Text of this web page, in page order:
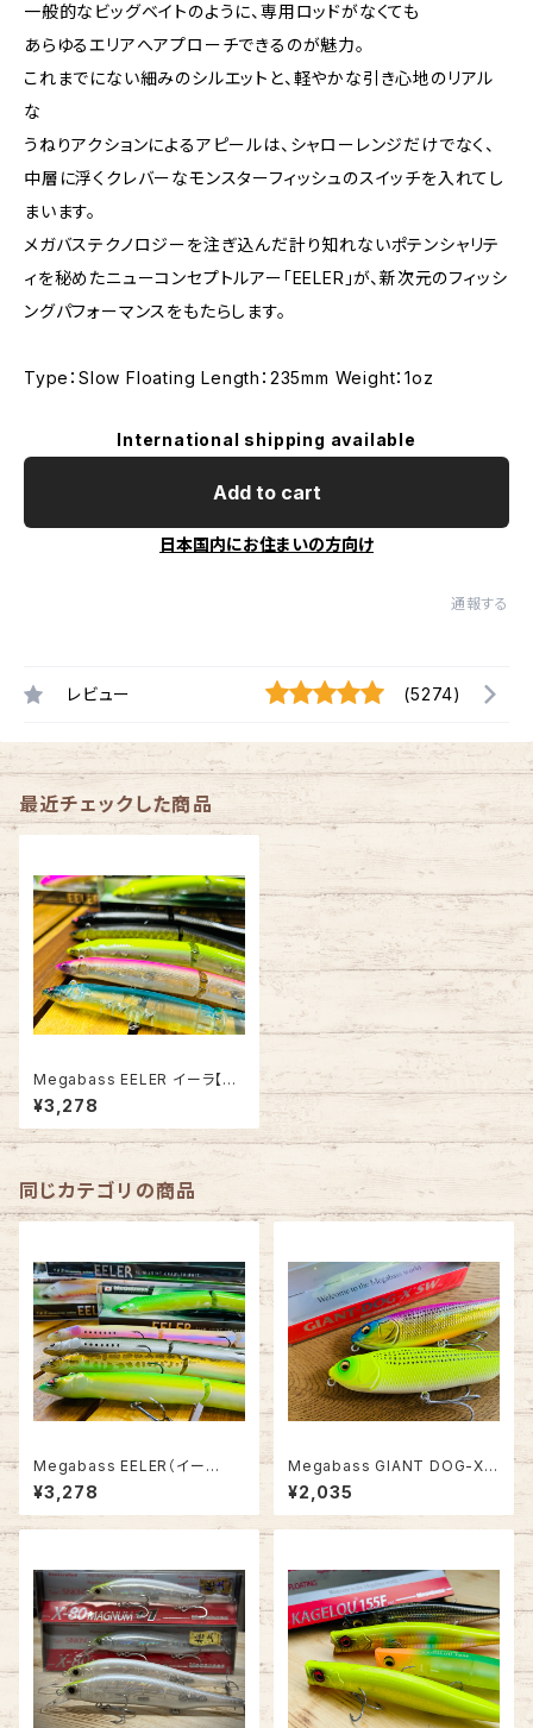
一般的なビッグベイトのように、専用ロッドがなくても
あらゆるエリアへアプローチできるのが魅力。
これまでにない細みのシルエットと、軽やかな引き心地のリアル
な
うねりアクションによるアピールは、シャローレンジだけでなく、
中層に浮くクレバーなモンスターフィッシュのスイッチを入れてし
まいます。
メガバステクノロジーを注ぎ込んだ計り知れないポテンシャリテ
ィを秘めたニューコンセプトルアー「EELER」が、新次元のフィッシ
ングパフォーマンスをもたらします。
Type：Slow Floating Length：235mm Weight：1oz
International shipping available
Add to cart
日本国内にお住まいの方向け
通報する
レビュー (5274)
最近チェックした商品
Megabass EELER イーラ【20
26復刻Ver.】
¥3,278
同じカテゴリの商品
Megabass EELER（イー
ラ）"北海道限定カラー"
¥3,278
Megabass GIANT DOG-X S
W
¥2,035